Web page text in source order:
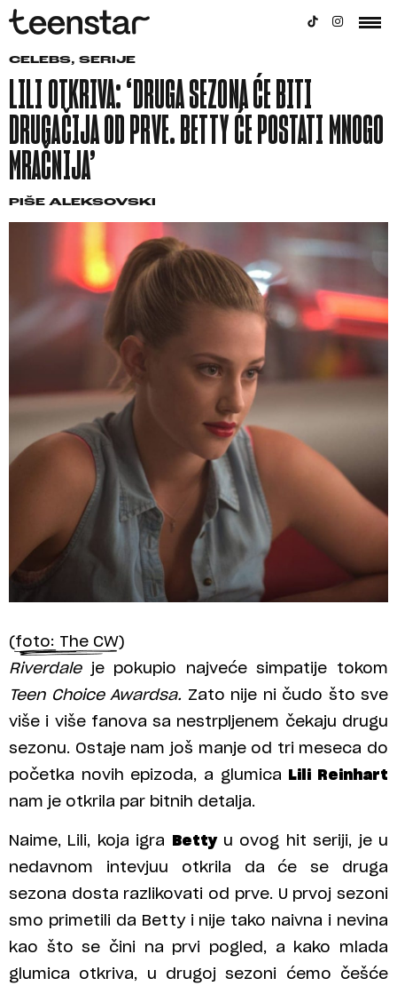
CELEBS, SERIJE
LILI OTKRIVA: ‘DRUGA SEZONA ĆE BITI
DRUGAČIJA OD PRVE. BETTY ĆE POSTATI MNOGO
MRAČNIJA’
PIŠE ALEKSOVSKI
(foto: The CW)
Riverdaleje pokupio najveće simpatije tokom
Teen Choice Awardsa. Zato nije ni čudo što sve
više i više fanova sa nestrpljenem čekaju drugu
sezonu. Ostaje nam još manje od tri meseca do
početka novih epizoda, a glumica
Lili Reinhart
nam je otkrila par bitnih detalja.
Naime, Lili, koja igra Bettyu ovog hit seriji, je u
nedavnom intevjuu otkrila da će se druga
sezona dosta razlikovati od prve. U prvoj sezoni
smo primetili da Betty i nije tako naivna i nevina
kao što se čini na prvi pogled, a kako mlada
glumica otkriva, u drugoj sezoni ćemo češće